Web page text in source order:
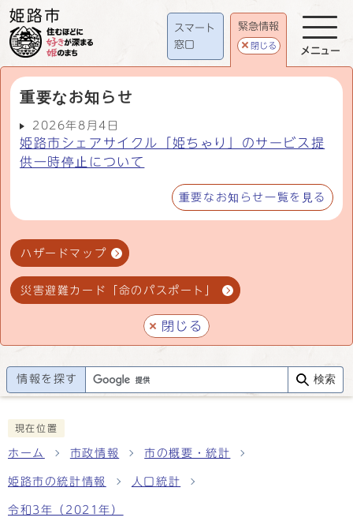
スマート
窓口
緊急情報
閉じる
重要なお知らせ
2026年8月4日
姫路市シェアサイクル「姫ちゃり」のサービス提
供一時停止について
重要なお知らせ一覧を見る
ハザードマップ
災害避難カード「命のパスポート」
閉じる
メニュー
情報を探す 検索
現在位置
ホーム 市政情報 市の概要・統計
姫路市の統計情報 人口統計
令和3年（2021年）